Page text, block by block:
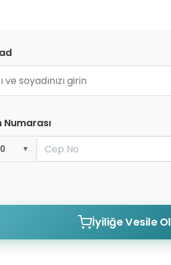
Numarası
▼
İyiliğe Vesile Ol